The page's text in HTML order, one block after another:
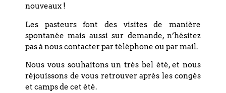
engagements en commun qui rejoignent parfois la vie du
C’est donc avec joie que nous vous invitons toutes et
tous à notre demi-journée de réflexion « Couple et
et 18h30.
Ouverte à tous et à chacune et chacun en particulier, cette
nouveaux !
Les pasteurs font des visites de manière
spontanée mais aussi sur demande, n’hésitez
pas à nous contacter par téléphone ou par mail.
Nous vous souhaitons un très bel été, et nous
réjouissons de vous retrouver après les congés
et camps de cet été.